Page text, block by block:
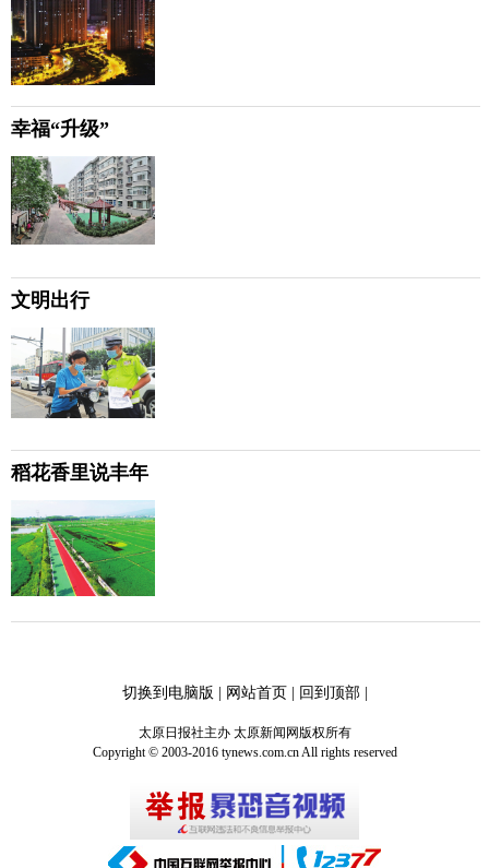
幸福“升级”
文明出行
稻花香里说丰年
切换到电脑版 网站首页 回到顶部|
太原日报社主办 太原新闻网版权所有
Copyright © 2003-2016 tynews.com.cn All rights reserved